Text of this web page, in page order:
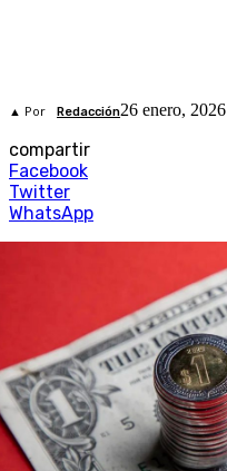
▲ Por Redacción26 enero, 2026
compartir
Facebook
Twitter
WhatsApp